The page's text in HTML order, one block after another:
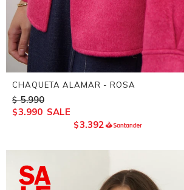
CHAQUETA ALAMAR - ROSA
$ 5.990
$3.990
$3.392